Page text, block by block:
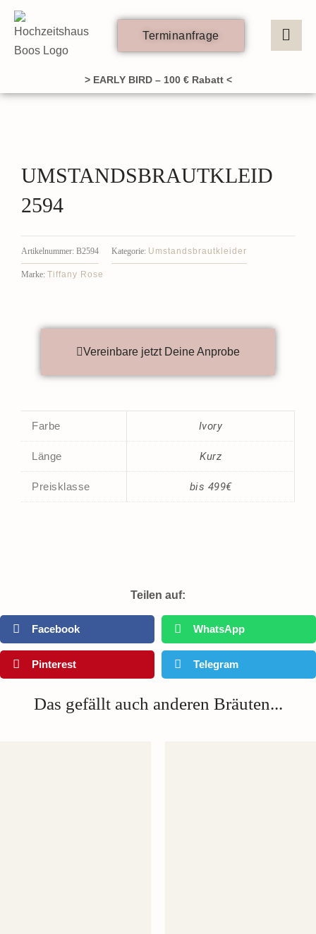
Zum
Inhalt
springen
Terminanfrage
> EARLY BIRD – 100 € Rabatt <
UMSTANDSBRAUTKLEID
2594
Artikelnummer: B2594 Kategorie: Umstandsbrautkleider
Marke: Tiffany Rose
Vereinbare jetzt Deine Anprobe
Farbe Ivory
Länge Kurz
Preisklasse bis 499€
Teilen auf:
Facebook WhatsApp
Pinterest Telegram
Das gefällt auch anderen Bräuten...